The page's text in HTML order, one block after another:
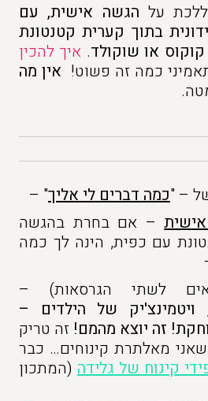
על הגשה אישית, עם
בתוך קערית קטנטונת
או שוקולד. איך להכין
כמה זה פשוט! אין מה
– "כמה דברים לי אליך" –
– אם בחרת בהגשה
עם כפית, הינה לך כמה
לשתי הגרסאות) –
של הילדים –
! זה יוצא מהמם! זה טריק
מאלתרת קינוחים… כבר
קינוח של גלידה (המתכון